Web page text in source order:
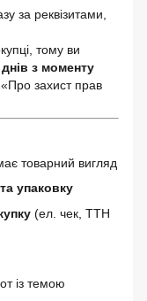
за реквізитами,
тому ви
днів з моменту
«Про захист прав
товарний вигляд
упаковку
(ел. чек, ТТН
із темою